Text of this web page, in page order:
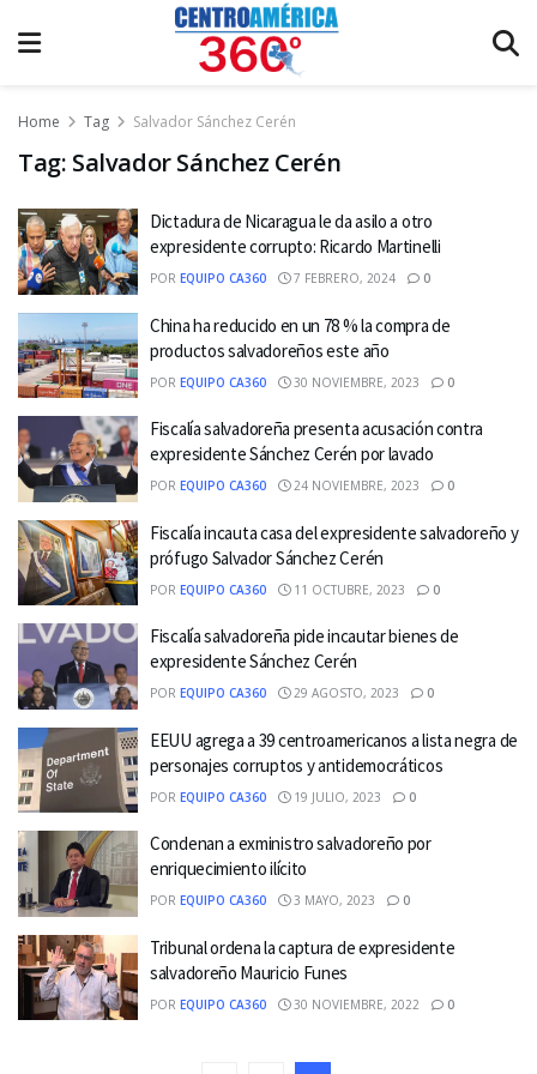
Home Tag Salvador Sánchez Cerén
Tag: Salvador Sánchez Cerén
Dictadura de Nicaragua le da asilo a otro
expresidente corrupto: Ricardo Martinelli
POR EQUIPO CA360 7 FEBRERO, 2024 0
China ha reducido en un 78 % la compra de
productos salvadoreños este año
POR EQUIPO CA360 30 NOVIEMBRE, 2023 0
Fiscalía salvadoreña presenta acusación contra
expresidente Sánchez Cerén por lavado
POR EQUIPO CA360 24 NOVIEMBRE, 2023 0
Fiscalía incauta casa del expresidente salvadoreño y
prófugo Salvador Sánchez Cerén
POR EQUIPO CA360 11 OCTUBRE, 2023 0
Fiscalía salvadoreña pide incautar bienes de
expresidente Sánchez Cerén
POR EQUIPO CA360 29 AGOSTO, 2023 0
EEUU agrega a 39 centroamericanos a lista negra de
personajes corruptos y antidemocráticos
POR EQUIPO CA360 19 JULIO, 2023 0
Condenan a exministro salvadoreño por
enriquecimiento ilícito
POR EQUIPO CA360 3 MAYO, 2023 0
Tribunal ordena la captura de expresidente
salvadoreño Mauricio Funes
POR EQUIPO CA360 30 NOVIEMBRE, 2022 0